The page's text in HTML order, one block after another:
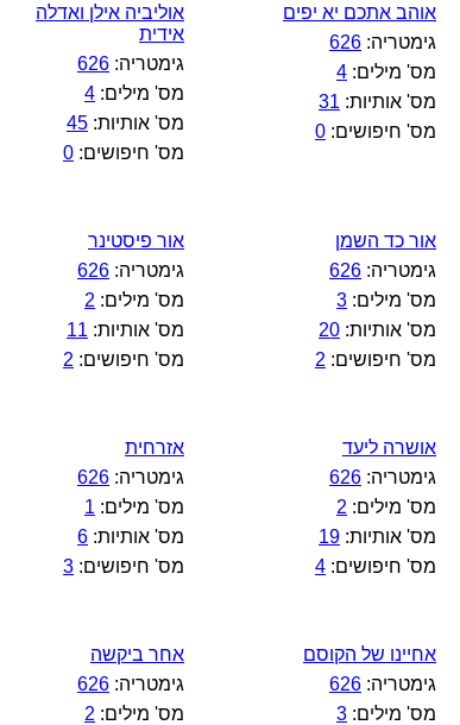
אוהב אתכם יא יפים
גימטריה: 626
מס' מילים: 4
מס' אותיות: 31
מס' חיפושים: 0
אוליביה אילן ואדלה
אידית
גימטריה: 626
מס' מילים: 4
מס' אותיות: 45
מס' חיפושים: 0
אור כד השמן
גימטריה: 626
מס' מילים: 3
מס' אותיות: 20
מס' חיפושים: 2
אור פיסטינר
גימטריה: 626
מס' מילים: 2
מס' אותיות: 11
מס' חיפושים: 2
אושרה ליעד
גימטריה: 626
מס' מילים: 2
מס' אותיות: 19
מס' חיפושים: 4
אזרחית
גימטריה: 626
מס' מילים: 1
מס' אותיות: 6
מס' חיפושים: 3
אחיינו של הקוסם
גימטריה: 626
מס' מילים: 3
אחר ביקשה
גימטריה: 626
מס' מילים: 2